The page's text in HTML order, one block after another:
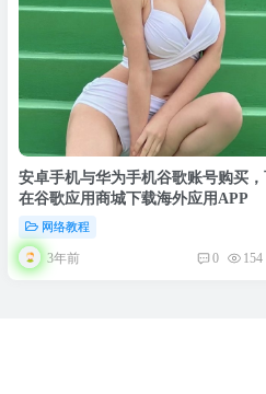
安卓手机与华为手机谷歌账号购买
在谷歌应用商城下载海外应用APP
网络教程
3年前 0 154